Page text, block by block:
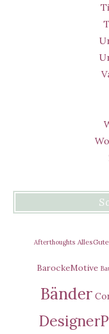
Afterthoughts
BarockeMotive
Bänder